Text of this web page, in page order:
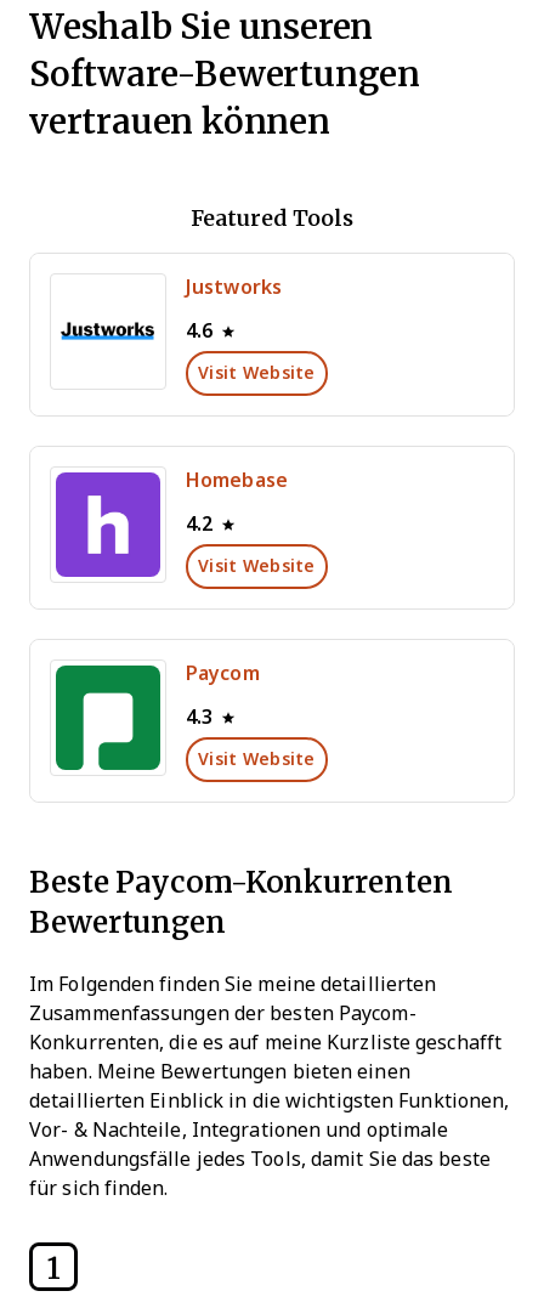
Weshalb Sie unseren
Software-Bewertungen
vertrauen können
Featured Tools
Justworks
4.6
Visit Website
Homebase
4.2
Visit Website
Paycom
4.3
Visit Website
Beste Paycom-Konkurrenten
Bewertungen
Im Folgenden finden Sie meine detaillierten
Zusammenfassungen der besten Paycom-
Konkurrenten, die es auf meine Kurzliste geschafft
haben. Meine Bewertungen bieten einen
detaillierten Einblick in die wichtigsten Funktionen,
Vor- & Nachteile, Integrationen und optimale
Anwendungsfälle jedes Tools, damit Sie das beste
für sich finden.
1